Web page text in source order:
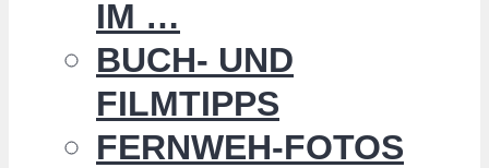
IM …
BUCH- UND
FILMTIPPS
FERNWEH-FOTOS